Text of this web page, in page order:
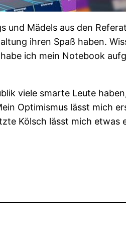
und Mädels aus den
ihren Spaß haben.
ich mein Notebook
viele smarte Leute
Optimismus lässt mich
Kölsch lässt mich etwas